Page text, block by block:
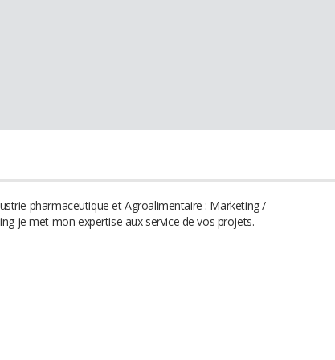
pharmaceutique et Agroalimentaire : Marketing /
je met mon expertise aux service de vos projets.